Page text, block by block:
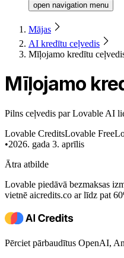
open navigation menu
Mājas
AI kredītu ceļvedis
Mīļojamo kredītu
Mīļojamo
Pilns ceļvedis par Lovable AI
Lovable CreditsLovable Free
•2026. gada 3. aprīlis
Ātra atbilde
Lovable piedāvā bezmaksas
vietnē aicredits.co ar līdz pat
Pērciet pārbaudītus OpenAI,